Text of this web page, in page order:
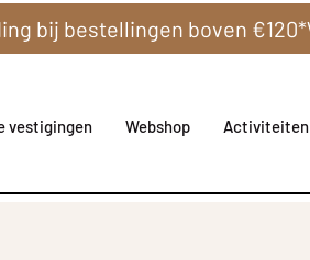
vestigingen Webshop Activiteiten